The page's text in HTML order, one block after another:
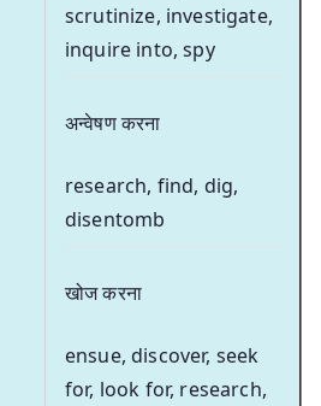
scrutinize, investigate,
inquire into, spy
अन्वेषण करना
research, find, dig,
disentomb
खोज करना
ensue, discover, seek
for, look for, research,